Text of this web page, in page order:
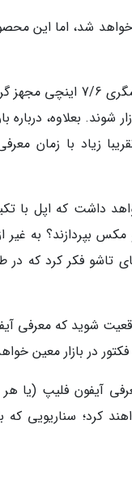
آیفون فلیپ برای عرضه در سال 2023
با در نظر گرفتن شایعات،
شوند. بعلاوه،
زیاد با زمان
داشت که اپل با
بپردازند؟ به
تاشو فکر کرد که
شوید که معرفی
در بازار معین
پس از معرفی آیفون
کرد؛ سناریویی که